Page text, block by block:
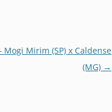
Mogi Mirim (SP) x Caldense
(MG) →